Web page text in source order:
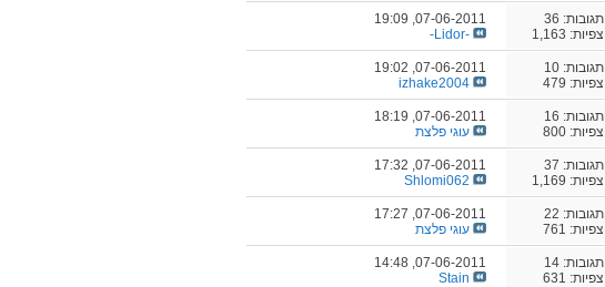
תגובות: 36
צפיות: 1,163
07-06-2011,
19:09
-Lidor-
תגובות: 10
צפיות: 479
07-06-2011,
19:02
izhake2004
תגובות: 16
צפיות: 800
07-06-2011,
18:19
עוגי פלצת
תגובות: 37
צפיות: 1,169
07-06-2011,
17:32
Shlomi062
תגובות: 22
צפיות: 761
07-06-2011,
17:27
עוגי פלצת
תגובות: 14
צפיות: 631
07-06-2011,
14:48
Stain